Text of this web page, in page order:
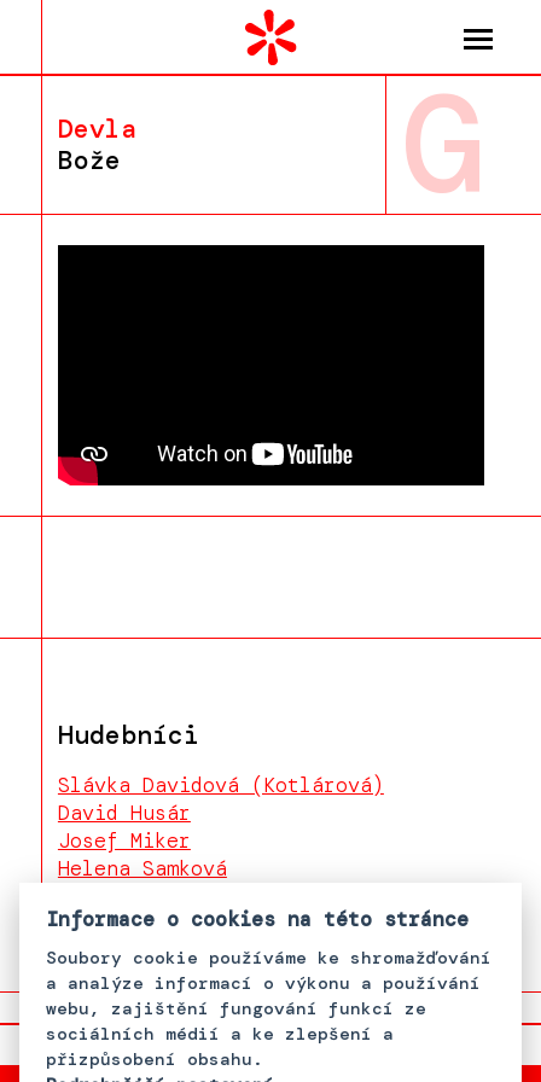
Devla
Bože
G
Hudebníci
Slávka Davidová (Kotlárová)
David Husár
Josef Miker
Helena Samková
Informace o cookies na této stránce
Soubory cookie používáme ke shromažďování
a analýze informací o výkonu a používání
webu, zajištění fungování funkcí ze
sociálních médií a ke zlepšení a
přizpůsobení obsahu.